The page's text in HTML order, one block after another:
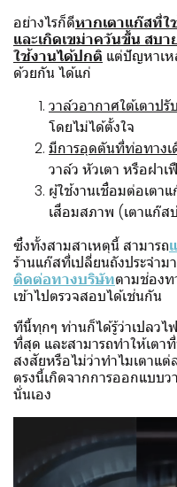
อย่างไรก็ดีหากเตาแก๊สที่ใ
และเกิดเขม่าควันขึ้น สบ
ใช้งานได้ปกติ แต่ปัญหาเห
ด้วยกัน ได้แก่
วาล์วอากาศใต้เตาปรั
โดยไม่ได้ตั้งใจ
มีการอุดตันที่ท่อทาง
วาล์ว หัวเตา หรือฝา
ผู้ใช้งานเชื่อมต่อเตา
เสื่อมสภาพ (เตาแก๊ส
ซึ่งทั้งสามสาเหตุนี้ สามารถ
ร้านแก๊สที่เปลี่ยนถังประจำ
ติดต่อทางบริษัทตามช่องท
เข้าไปตรวจสอบได้เช่นกัน
ทีนี้ทุกๆ ท่านก็ได้รู้ว่าเปลว
ที่สุด และสามารถทำให้เตา
สงสัยหรือไม่ว่าทำไมเตาแ
ตรงนี้เกิดจากการออกแบบ
นั่นเอง